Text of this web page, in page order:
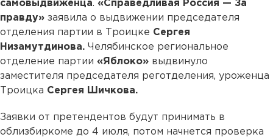
самовыдвиженца. «Справедливая Россия — За
правду» заявила о выдвижении председателя
отделения партии в Троицке Сергея
Низамутдинова. Челябинское региональное
отделение партии «Яблоко» выдвинуло
заместителя председателя реготделения, уроженца
Троицка Сергея Шичкова.
Заявки от претендентов будут принимать в
облизбиркоме до 4 июля, потом начнется проверка